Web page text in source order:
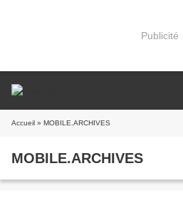
Publicité
Accueil » MOBILE.ARCHIVES
MOBILE.ARCHIVES